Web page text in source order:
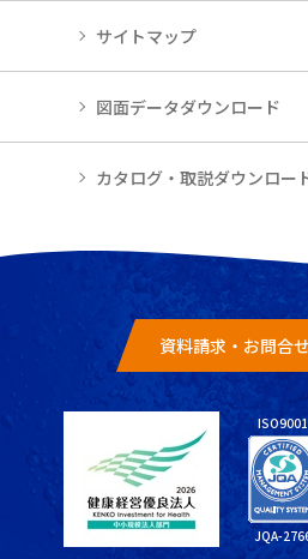
資料請求・お問合
ISO9001
JQA-
サイトマップ
図面データダウンロード
カタログ・取説ダウンロー